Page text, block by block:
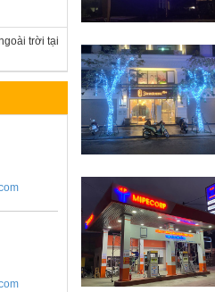
trời tại